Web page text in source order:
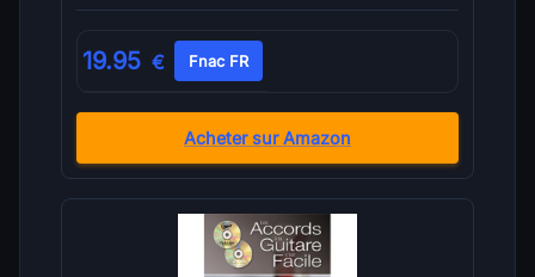
19.95 € Fnac FR
Acheter sur Amazon